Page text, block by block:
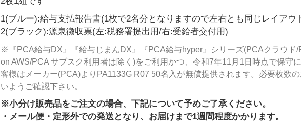
1(ブルー):給与支払報告書(1枚で2名分となりますので左右とも同じレイアウ
2(ブラック):源泉徴収票(左:税務署提出用/右:受給者交付用)
※『PCA給与DX』『給与じまんDX』『PCA給与hyper』シリーズ(PCAクラウド/
on AWS/PCA サブスク利用者は除く)をご利用かつ、令和7年11月1日時点で保守
客様はメーカー(PCA)よりPA1133G R07 50名入が無償提供されます。必要枚数
いようご確認下さい。
※小分け販売品をご注文の場合、下記について予めご了承ください。
・メール便・定形外での発送となり、お届けまで1週間程度かかります。